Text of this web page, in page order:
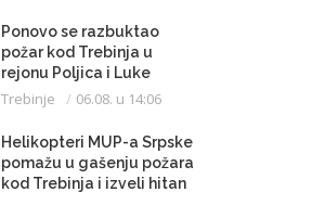
Ponovo se razbuktao
požar kod Trebinja u
rejonu Poljica i Luke
Trebinje 06.08. u 14:06
Helikopteri MUP-a Srpske
pomažu u gašenju požara
kod Trebinja i izveli hitan